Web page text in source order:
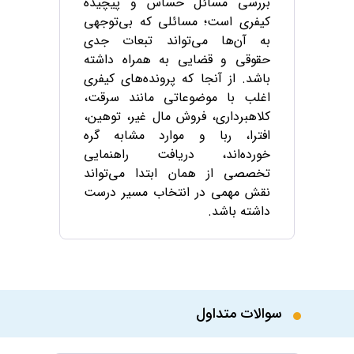
کیفری است؛ مسائلی که بی‌توجهی
به آن‌ها می‌تواند تبعات جدی
حقوقی و قضایی به همراه داشته
باشد. از آنجا که پرونده‌های کیفری
اغلب با موضوعاتی مانند سرقت،
کلاهبرداری، فروش مال غیر، توهین،
افترا، ربا و موارد مشابه گره
خورده‌اند، دریافت راهنمایی
تخصصی از همان ابتدا می‌تواند
نقش مهمی در انتخاب مسیر درست
داشته باشد.
کارمنتو این امکان را فراهم کرده
voip، ویدئویی در فضایی امن یا
متنی در قالب پیام، با متخصصان
این حوزه ارتباط بگیرید و پاسخ
سوالات متداول